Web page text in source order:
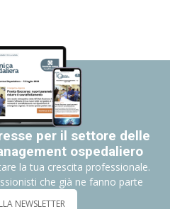
per il settore delle
ospedaliero
la tua crescita professionale.
che già ne fanno parte
NEWSLETTER